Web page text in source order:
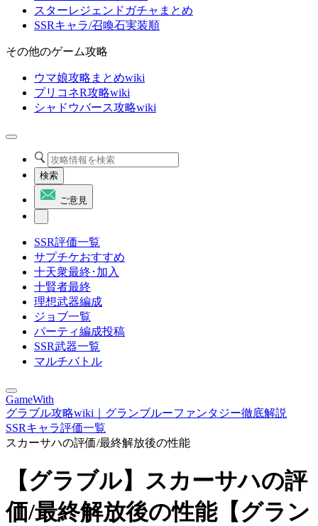
スターレジェンドガチャまとめ
SSRキャラ/召喚石実装順
その他のゲーム攻略
ウマ娘攻略まとめwiki
プリコネR攻略wiki
シャドウバース攻略wiki
検索
ご意見
SSR評価一覧
サプチケおすすめ
十天衆最終･加入
十賢者最終
理想武器編成
ジョブ一覧
パーティ編成投稿
SSR武器一覧
マルチバトル
GameWith
グラブル攻略wiki｜グランブルーファンタジー徹底解説
SSRキャラ評価一覧
スカーサハの評価/最終解放後の性能
【グラブル】スカーサハの評
価/最終解放後の性能【グラン